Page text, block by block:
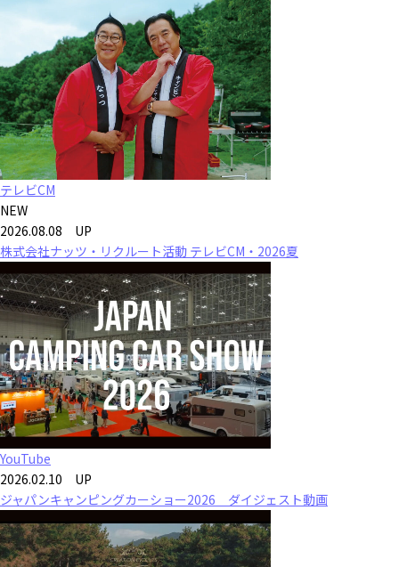
テレビCM
NEW
2026.08.08 UP
株式会社ナッツ・リクルート活動 テレビCM・2026夏
YouTube
2026.02.10 UP
ジャパンキャンピングカーショー2026 ダイジェスト動画